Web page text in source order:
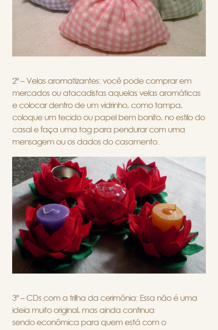
2º – Velas aromatizantes: você pode comprar em
mercados ou atacadistas aquelas velas aromáticas
e colocar dentro de um vidrinho, como tampa,
coloque um tecido ou papel bem bonito, no estilo do
casal e faça uma tag para pendurar com uma
mensagem ou os dados do casamento.
3º – CDs com a trilha da cerimônia: Essa não é uma
ideia muito original, mas ainda continua
sendo econômica para quem está com o